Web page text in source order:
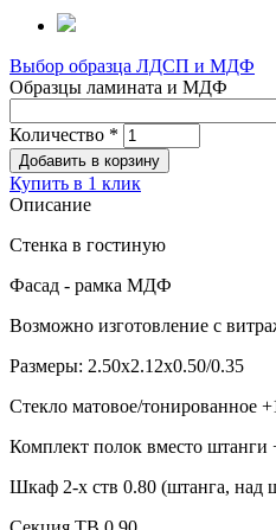
Выбор образца ЛДСП и МДФ
Образцы ламината и МДФ
Количество *
Купить в 1 клик
Описание
Стенка в гостиную
Фасад - рамка МДФ
Возможно изготовление с
Размеры: 2.50х2.12х0.50/0.35
Стекло матовое/тонированное
Комплект полок вместо штанги
Шкаф 2-х ств 0.80 (штанга, над